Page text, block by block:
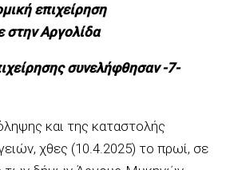
επιχείρηση
στην Αργολίδα
συνελήφθησαν -7-
και της καταστολής
χθες (10.4.2025) το πρωί, σε